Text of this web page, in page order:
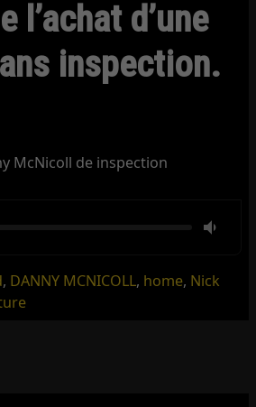
l’achat d’une
inspection.
McNicoll de inspection
, DANNY MCNICOLL, home, Nick